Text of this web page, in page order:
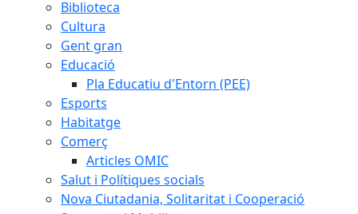
Biblioteca
Cultura
Gent gran
Educació
Pla Educatiu d'Entorn (PEE)
Esports
Habitatge
Comerç
Articles OMIC
Salut i Polítiques socials
Nova Ciutadania, Solitaritat i Cooperació